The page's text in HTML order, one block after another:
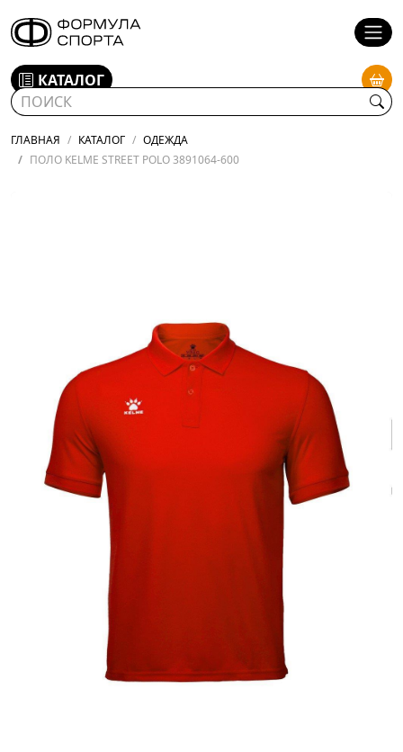
КАТАЛОГ
ГЛАВНАЯ КАТАЛОГ
ОДЕЖДА
ПОЛО KELME STREET POLO 3891064-600